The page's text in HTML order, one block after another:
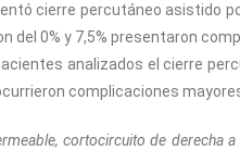
cierre percutáneo asistido
del 0% y 7,5% presentaron
analizados el cierre
complicaciones
cortocircuito de derecha